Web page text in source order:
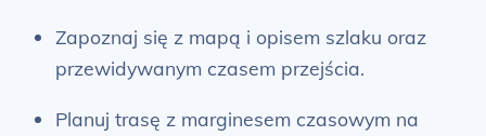
Zapoznaj się z mapą i opisem szlaku oraz
przewidywanym czasem przejścia.
Planuj trasę z marginesem czasowym na